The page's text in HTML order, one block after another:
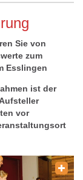
Sie von
zum
Esslingen
ist der
vor